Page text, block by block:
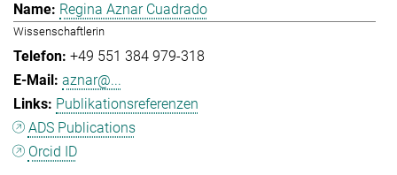
Regina Aznar Cuadrado
Wissenschaftlerin
+49 551 384 979-318
aznar@...
Publikationsreferenzen
ADS Publications
Orcid ID